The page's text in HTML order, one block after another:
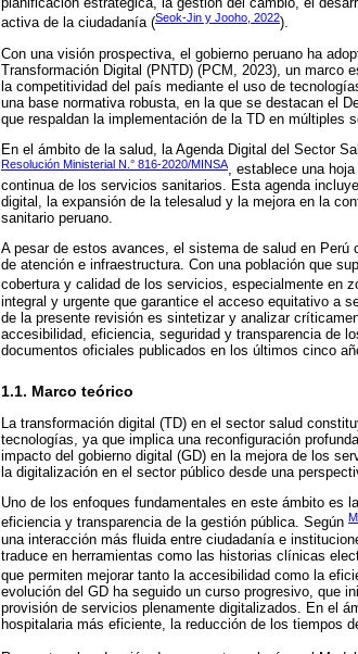
activa de la ciudadanía (Seok-Jin y Jooho, 2022).
Con una visión prospectiva, el gobierno peruano ha
Transformación Digital (PNTD) (PCM, 2023), un marco
la competitividad del país mediante el uso de
una base normativa robusta, en la que se destacan el
que respaldan la implementación de la TD en múltiples
En el ámbito de la salud, la Agenda Digital del Sector
Resolución Ministerial N.° 816-2020/MINSA, establece una
continua de los servicios sanitarios. Esta agenda
digital, la expansión de la telesalud y la mejora en la
sanitario peruano.
A pesar de estos avances, el sistema de salud en
de atención e infraestructura. Con una población que
cobertura y calidad de los servicios, especialmente en
integral y urgente que garantice el acceso equitativo a
de la presente revisión es sintetizar y analizar
accesibilidad, eficiencia, seguridad y transparencia de
documentos oficiales publicados en los últimos cinco
1.1. Marco teórico
La transformación digital (TD) en el sector salud
tecnologías, ya que implica una reconfiguración
impacto del gobierno digital (GD) en la mejora de los
la digitalización en el sector público desde una
Uno de los enfoques fundamentales en este ámbito es
eficiencia y transparencia de la gestión pública. Según
una interacción más fluida entre ciudadanía e
traduce en herramientas como las historias clínicas
que permiten mejorar tanto la accesibilidad como la
evolución del GD ha seguido un curso progresivo, que
provisión de servicios plenamente digitalizados. En el
hospitalaria más eficiente, la reducción de los tiempos